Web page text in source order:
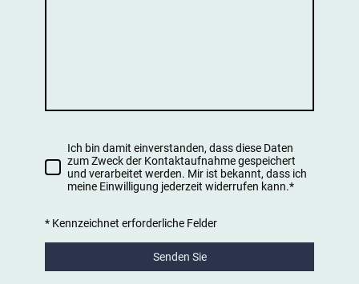
Ich bin damit einverstanden, dass diese Daten
zum Zweck der Kontaktaufnahme gespeichert
und verarbeitet werden. Mir ist bekannt, dass ich
meine Einwilligung jederzeit widerrufen kann.*
* Kennzeichnet erforderliche Felder
Senden Sie